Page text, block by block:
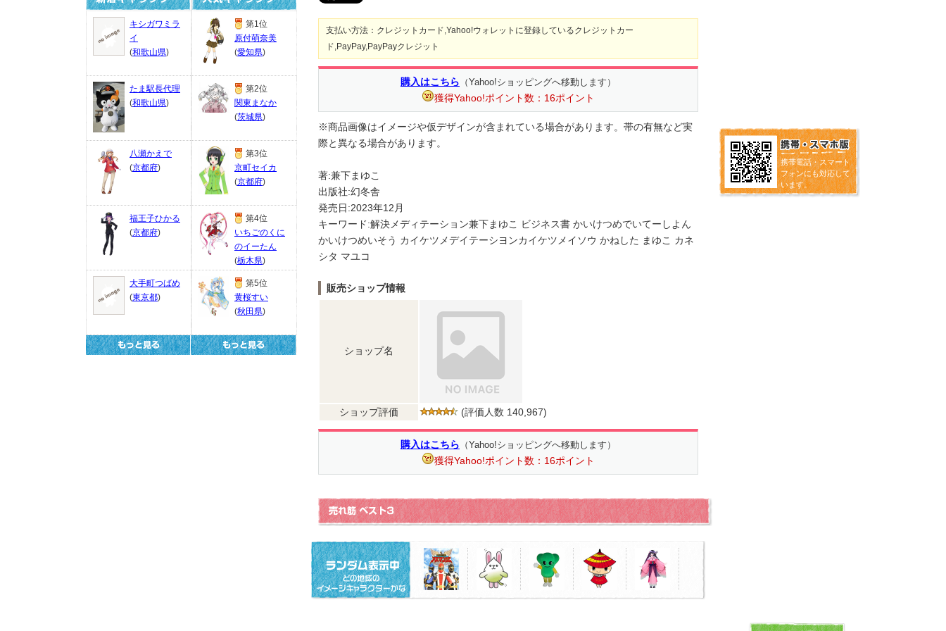
キシガワミラ
イ
(和歌山県)
たま駅長代理
(和歌山県)
八瀬かえで
(京都府)
福王子ひかる
(京都府)
大手町つばめ
(東京都)
第1位
原付萌奈美
(愛知県)
第2位
関東まなか
(茨城県)
第3位
京町セイカ
(京都府)
第4位
いちごのくに
のイーたん
(栃木県)
第5位
黄桜すい
(秋田県)
支払い方法：クレジットカード,Yahoo!ウォレットに登録しているクレジットカー
ド,PayPay,PayPayクレジット
購入はこちら （Yahoo!ショッピングへ移動します）
獲得Yahoo!ポイント数：16ポイント
※商品画像はイメージや仮デザインが含まれている場合があります。帯の有無など実
際と異なる場合があります。
著:兼下まゆこ
出版社:幻冬舎
発売日:2023年12月
キーワード:解決メディテーション兼下まゆこ ビジネス書 かいけつめでいてーしよん
かいけつめいそう カイケツメデイテーシヨンカイケツメイソウ かねした まゆこ カネ
シタ マユコ
販売ショップ情報
ショップ名
ショップ評価 (評価人数 140,967)
購入はこちら （Yahoo!ショッピングへ移動します）
獲得Yahoo!ポイント数：16ポイント
携帯電話・スマート
フォンにも対応して
います。